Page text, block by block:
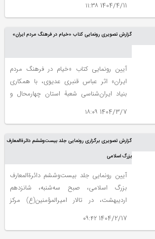
1404/4/11 ۱۱:۳۸
گزارش تصویری رونمایی کتاب «خیام در فرهنگ مردم ایران»
آیین رونمایی کتاب «خیام در فرهنگ مردم
ایران» اثر عباس قنبری عدیوی، با همکاری
بنیاد ایران‌شناسی شعبۀ استان چهارمحال و
1404/3/7 ۱۸:۰۹
گزارش تصویری برگزاری رونمایی جلد بیست‌وششم دائرةالمعارف
بزرگ اسلامی
آیین رونمایی جلد بیست‌وششم دائرةالمعارف
بزرگ اسلامی، صبح سه‌شنبه، شانزدهم
اردیبهشت، در تالار امیرالمؤمنین(ع) مرکز
1404/2/17 ۰۹:۴۲